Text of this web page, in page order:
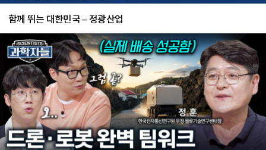
함께 뛰는 대한민국 – 정광산업